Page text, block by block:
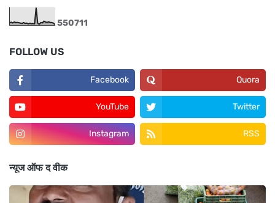
550711
FOLLOW US
Facebook Quora
YouTube Twitter
Instagram RSS
न्यूज ऑफ द वीक